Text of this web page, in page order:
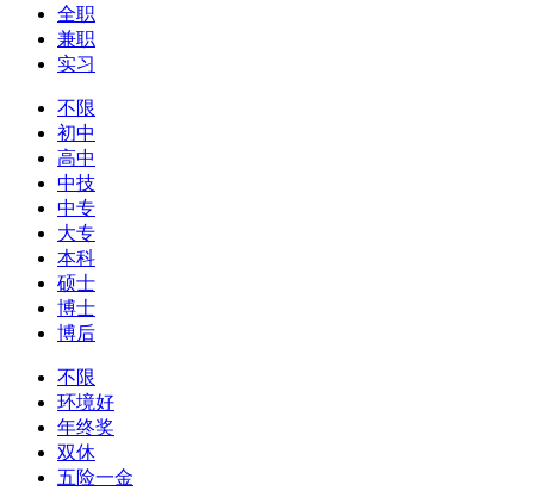
全职
兼职
实习
不限
初中
高中
中技
中专
大专
本科
硕士
博士
博后
不限
环境好
年终奖
双休
五险一金